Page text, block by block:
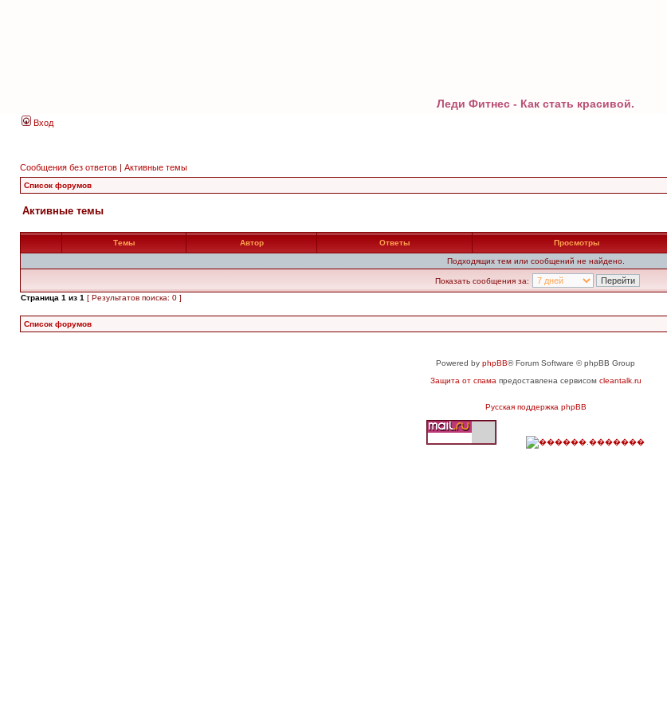
Леди Фитнес - Как стать красивой.
Вход
Сообщения без ответов | Активные темы
Список форумов
Активные темы
Темы Автор Ответы Просмотры
Подходящих тем или сообщений не найдено.
Показать сообщения за:
Страница 1 из 1 [ Результатов поиска: 0 ]
Список форумов
Powered by phpBB® Forum Software © phpBB Group
Защита от спама предоставлена сервисом cleantalk.ru
Русская поддержка phpBB